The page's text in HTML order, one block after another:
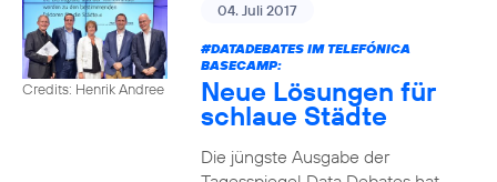
Credits: Henrik Andree
04. Juli 2017
#DATADEBATESIM TELEFÓNICA
BASECAMP:
Neue Lösungen für
schlaue Städte
Die jüngste Ausgabe der